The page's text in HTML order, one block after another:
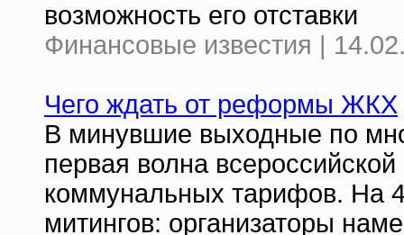
возможность его отставки
Финансовые известия |
Чего ждать от реформы ЖКХ
В минувшие выходные по
первая волна
коммунальных тарифов. На
митингов: организаторы